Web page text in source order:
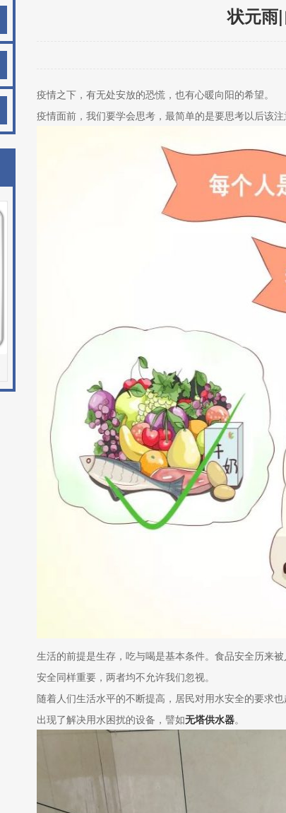
状元雨
疫情之下，有无处安放的恐慌，也有心暖向阳的希望。
疫情面前，我们要学会思考，最简单的是要思考以后该
生活的前提是生存，吃与喝是基本条件。食品安全历来
安全同样重要，两者均不允许我们忽视。
随着人们生活水平的不断提高，居民对用水安全的要求
出现了解决用水困扰的设备，譬如无塔供水器。